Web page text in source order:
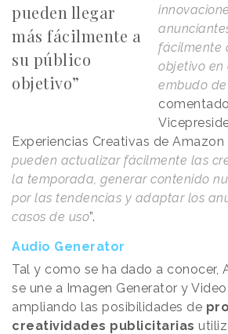
pueden llegar
más fácilmente a
su público
objetivo”
fácilmente
objetivo
embudo
Experiencias Creativas de Amazon
pueden actualizar fácilmente las
la temporada, generar contenido
por las tendencias y adaptar los
casos de uso”.
Audio Generator
Tal y como se ha dado a conocer,
se une a Imagen Generator y Video
ampliando las posibilidades de
creatividades publicitarias